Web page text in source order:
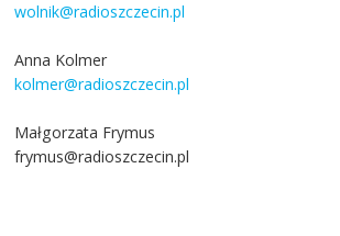
wolnik@radioszczecin.pl
Anna Kolmer
kolmer@radioszczecin.pl
Małgorzata Frymus
frymus@radioszczecin.pl